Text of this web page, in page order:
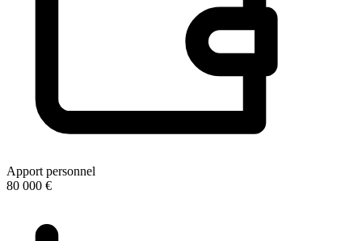
Apport personnel
80 000 €